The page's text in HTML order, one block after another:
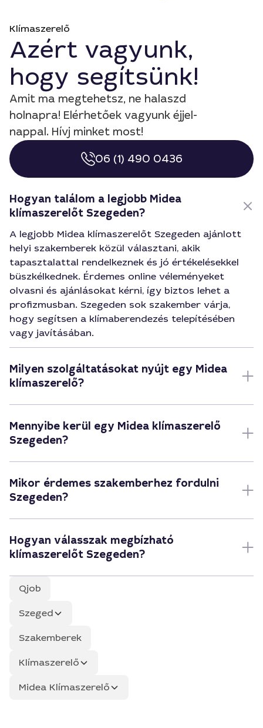
Klímaszerelő
Azért vagyunk,
hogy segítsünk!
Amit ma megtehetsz, ne halaszd
holnapra! Elérhetőek vagyunk éjjel-
nappal. Hívj minket most!
06 (1) 490 0436
Hogyan találom a legjobb Midea
klímaszerelőt Szegeden?
A legjobb Midea klímaszerelőt Szegeden ajánlott
helyi szakemberek közül választani, akik
tapasztalattal rendelkeznek és jó értékelésekkel
büszkélkednek. Érdemes online véleményeket
olvasni és ajánlásokat kérni, így biztos lehet a
profizmusban. Szegeden sok szakember várja,
hogy segítsen a klímaberendezés telepítésében
vagy javításában.
Milyen szolgáltatásokat nyújt egy Midea
klímaszerelő?
Mennyibe kerül egy Midea klímaszerelő
Szegeden?
Mikor érdemes szakemberhez fordulni
Szegeden?
Hogyan válasszak megbízható
klímaszerelőt Szegeden?
Qjob
Szeged
Szakemberek
Klímaszerelő
Midea Klímaszerelő